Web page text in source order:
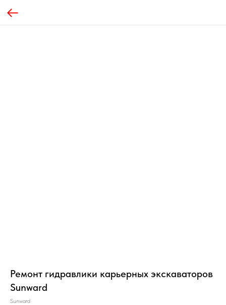
Ремонт гидравлики карьерных экскаваторов
Sunward
Sunward